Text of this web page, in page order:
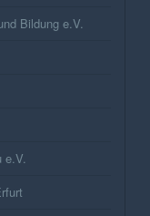
Bildung e.V.
e.V.